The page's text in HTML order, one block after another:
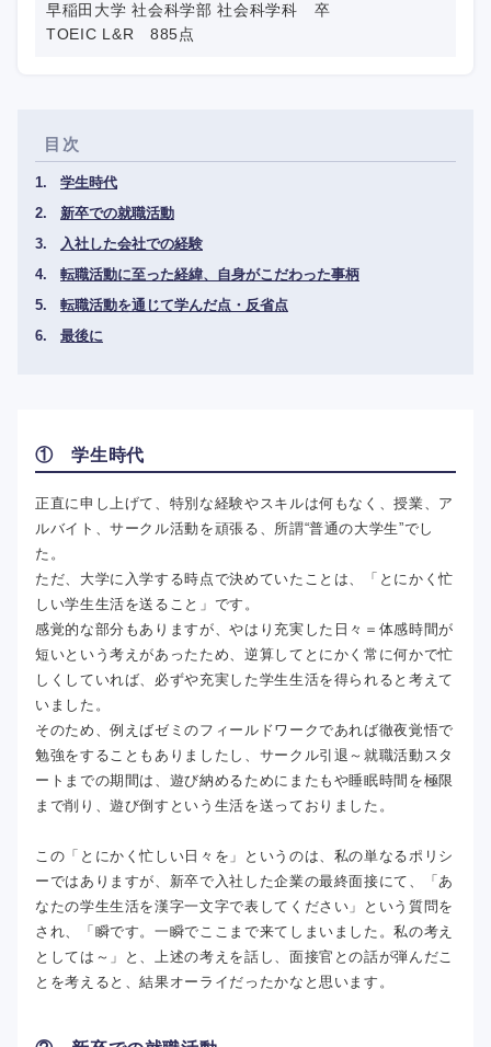
早稲田大学 社会科学部 社会科学科 卒
TOEIC L&R 885点
目次
学生時代
新卒での就職活動
入社した会社での経験
転職活動に至った経緯、自身がこだわった事柄
転職活動を通じて学んだ点・反省点
最後に
① 学生時代
正直に申し上げて、特別な経験やスキルは何もなく、授業、ア
ルバイト、サークル活動を頑張る、所謂“普通の大学生”でし
た。
ただ、大学に入学する時点で決めていたことは、「とにかく忙
しい学生生活を送ること」です。
感覚的な部分もありますが、やはり充実した日々＝体感時間が
短いという考えがあったため、逆算してとにかく常に何かで忙
しくしていれば、必ずや充実した学生生活を得られると考えて
いました。
そのため、例えばゼミのフィールドワークであれば徹夜覚悟で
勉強をすることもありましたし、サークル引退～就職活動スタ
ートまでの期間は、遊び納めるためにまたもや睡眠時間を極限
まで削り、遊び倒すという生活を送っておりました。
この「とにかく忙しい日々を」というのは、私の単なるポリシ
ーではありますが、新卒で入社した企業の最終面接にて、「あ
なたの学生生活を漢字一文字で表してください」という質問を
され、「瞬です。一瞬でここまで来てしまいました。私の考え
としては～」と、上述の考えを話し、面接官との話が弾んだこ
とを考えると、結果オーライだったかなと思います。